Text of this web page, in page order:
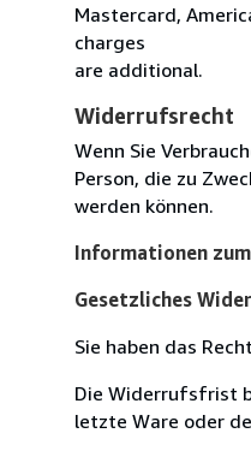
Mastercard,
charges
are additional.
Widerrufsrecht
Wenn Sie
Person, die zu
werden können.
Informationen
Gesetzliches
Sie haben das
Die Widerrufsfrist
letzte Ware oder